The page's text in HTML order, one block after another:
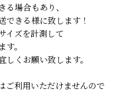
場合もあり、
できる様に致します！
イズを計測して
。
くお願い致します。
ご利用いただけませんので